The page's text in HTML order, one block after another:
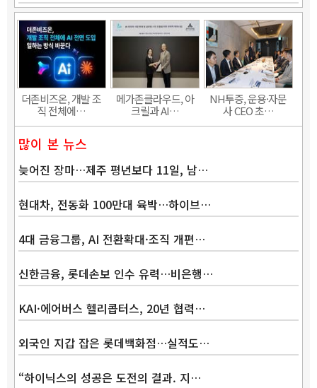
더존비즈온, 개발 조
직 전체에…
메가존클라우드, 아
크릴과 AI…
NH투증, 운용·자문
사 CEO 초…
많이 본 뉴스
늦어진 장마…제주 평년보다 11일, 남…
현대차, 전동화 100만대 육박…하이브…
4대 금융그룹, AI 전환확대·조직 개편…
신한금융, 롯데손보 인수 유력…비은행…
KAI·에어버스 헬리콥터스, 20년 협력…
외국인 지갑 잡은 롯데백화점…실적도…
“하이닉스의 성공은 도전의 결과. 지…